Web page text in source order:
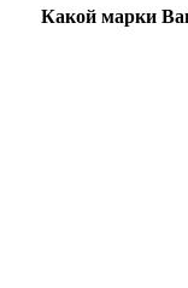
Какой марки